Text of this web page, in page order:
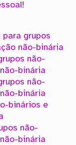
para grupos
não-binária
não-
binária
não-
binária
binários e
não-
binária